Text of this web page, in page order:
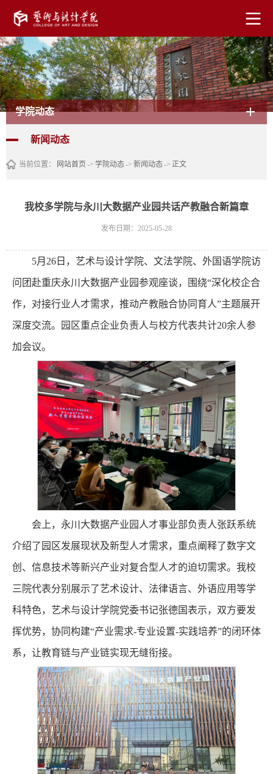
学院动态
新闻动态
当前位置： 网站首页 -> 学院动态-> 新闻动态-> 正文
我校多学院与永川大数据产业园共话产教融合新篇章
发布日期：2025-05-28
5月26日，艺术与设计学院、文法学院、外国语学院访
问团赴重庆永川大数据产业园参观座谈，围绕“深化校企合
作，对接行业人才需求，推动产教融合协同育人”主题展开
深度交流。园区重点企业负责人与校方代表共计20余人参
加会议。
会上，永川大数据产业园人才事业部负责人张跃系统
介绍了园区发展现状及新型人才需求，重点阐释了数字文
创、信息技术等新兴产业对复合型人才的迫切需求。我校
三院代表分别展示了艺术设计、法律语言、外语应用等学
科特色，艺术与设计学院党委书记张德国表示，双方要发
挥优势，协同构建“产业需求-专业设置-实践培养”的闭环体
系，让教育链与产业链实现无缝衔接。